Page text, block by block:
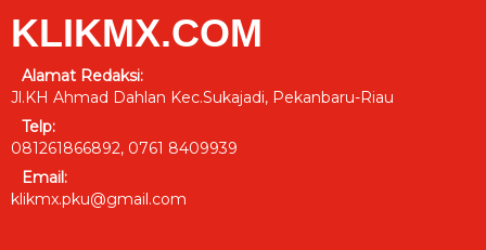
KLIKMX.COM
Alamat Redaksi:
Jl.KH Ahmad Dahlan Kec.Sukajadi, Pekanbaru-Riau
Telp:
081261866892, 0761 8409939
Email:
klikmx.pku@gmail.com